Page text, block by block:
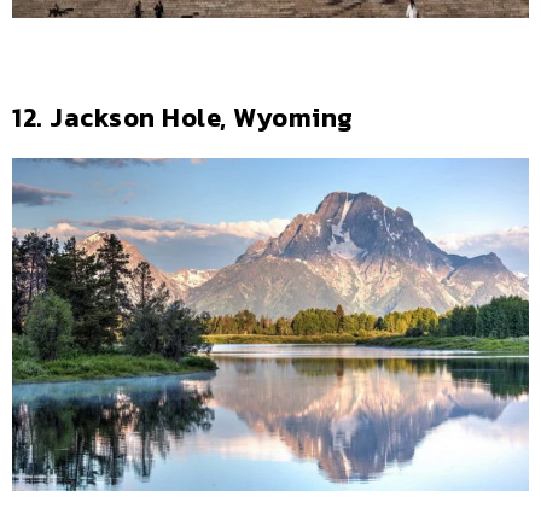
12. Jackson Hole, Wyoming